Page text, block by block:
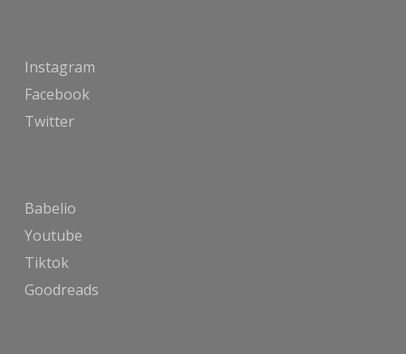
Instagram
Facebook
Twitter
Babelio
Youtube
Tiktok
Goodreads